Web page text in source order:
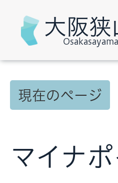
大阪狭
現在のページ
マイナ